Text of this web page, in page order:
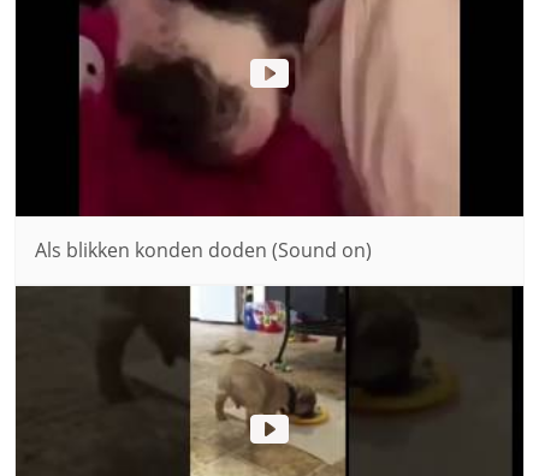
Als blikken konden doden (Sound on)